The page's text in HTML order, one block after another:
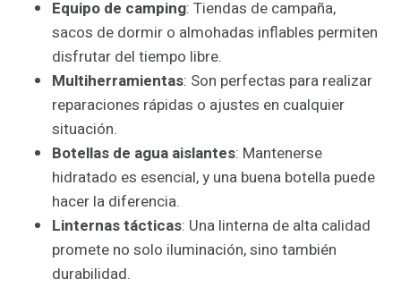
Equipo de camping: Tiendas de campaña,
sacos de dormir o almohadas inflables permiten
disfrutar del tiempo libre.
Multiherramientas: Son perfectas para realizar
reparaciones rápidas o ajustes en cualquier
situación.
Botellas de agua aislantes: Mantenerse
hidratado es esencial, y una buena botella puede
hacer la diferencia.
Linternas tácticas: Una linterna de alta calidad
promete no solo iluminación, sino también
durabilidad.